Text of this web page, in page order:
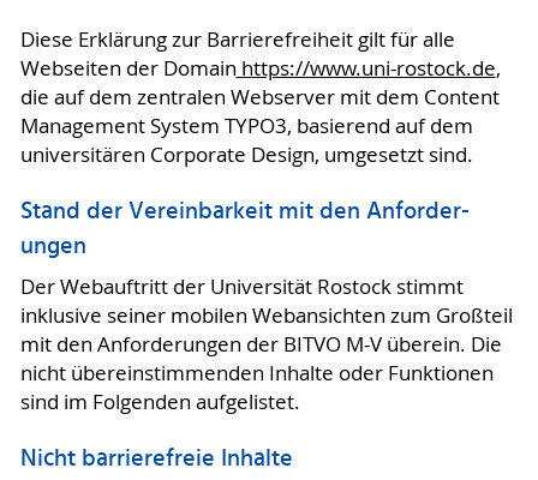
Diese Erklärung zur Barrierefreiheit gilt für alle
Webseiten der Domain https://www.uni-rostock.de,
die auf dem zentralen Webserver mit dem Content
Management System TYPO3, basierend auf dem
universitären Corporate Design, umgesetzt sind.
Stand der Vereinbarkeit mit den An­for­der­
ungen
Der Webauftritt der Universität Rostock stimmt
inklusive seiner mobilen Webansichten zum Großteil
mit den Anforderungen der BITVO M-V überein. Die
nicht übereinstimmenden Inhalte oder Funktionen
sind im Folgenden aufgelistet.
Nicht barrierefreie Inhalte